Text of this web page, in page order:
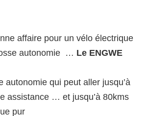
affaire pour un vélo électrique
autonomie … Le ENGWE
autonomie qui peut aller jusqu’à
assistance … et jusqu’à 80kms
pur